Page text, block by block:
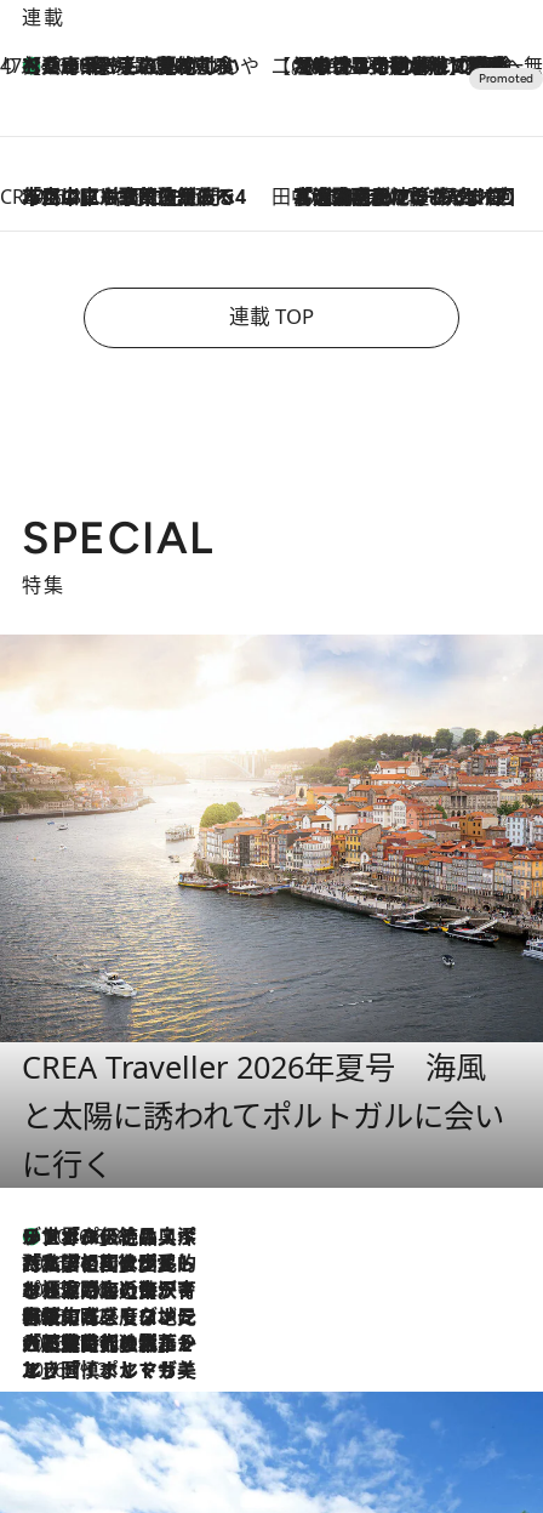
連載
47都道府県の手みやげ ひんやりスイーツで夏を満喫
2026.8.8
【兵庫県】この夏絶対食べたい 冷やしておいしいおやつ3選 淡路島の恵みをジェラートに集約 【CREA×星野リゾート】唯一無二。癒しと発見が待つ場所へ
2026.8.7
【トンボの足水浴】ヒノキの香りに包まれて涼感マックス！約13℃の湧水かけ流しを避暑地「星野温泉 トンボの湯」で体験
CREA'S CHOICE
2026.8.7
「立川にも歌舞伎があるんだよ」 片岡仁左衛門・市川中車ら豪華座組みで4年目の立川立飛歌舞伎へ 田中稲の勝手に再ブーム
2026.8.7
「湘南乃風に憧れて」観客大盛上がりの“タオル回し”に、ラッパー顔負けの高速歌唱まで…さだまさし（74）のアグレッシブすぎる現在地
連載 TOP
SPECIAL
特集
CREA Traveller 2026年夏号 海風
と太陽に誘われてポルトガルに会い
に行く
2026.8.8
リスボンの絶品スイーツ「パステル・デ・ナタ」とは？ポルトガル伝統の奥深い世界へ
2026.7.27
「私の祖国はポルトガル語です」国民的詩人フェルナンド・ペソアと、彼が愛した文学の街を歩く
2026.7.26
ポルトガル近海が育む極上の海の幸。キリリと冷えた白ワインと愉しむ、シーフード専門店の贅沢
2026.7.22
伝統の味をモダンに昇華。高感度な地元客が集う、リスボンの最旬ガストロノミー
2026.7.21
大航海時代の栄華から、震災、独裁、そして革命へ。ポルトガル・首都リスボンの石畳に刻まれた「歴史の光と影」
2026.7.13
エッセイ・ヤマザキマリ「慎ましくも美しき国 ポルトガル」